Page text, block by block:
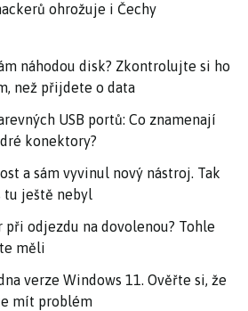
ohrožuje i Čechy
náhodou disk? Zkontrolujte si ho
než přijdete o data
USB portů: Co znamenají
konektory?
a sám vyvinul nový nástroj. Tak
tu ještě nebyl
odjezdu na dovolenou? Tohle
měli
verze Windows 11. Ověřte si, že
mít problém